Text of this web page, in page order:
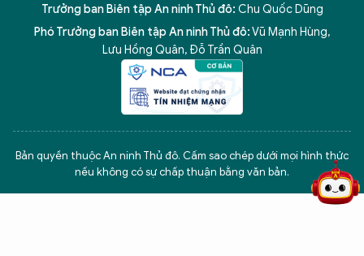
Trưởng ban Biên tập An ninh Thủ đô: Chu Quốc Dũng
Phó Trưởng ban Biên tập An ninh Thủ đô:Vũ Mạnh Hùng,
Lưu Hồng Quân, Đỗ Trần Quân
Bản quyền thuộc An ninh Thủ đô. Cấm sao chép dưới mọi hình thức
nếu không có sự chấp thuận bằng văn bản.
5 điểm nghẽn của Hà Nội giải pháp xử lý điểm nghẽn của